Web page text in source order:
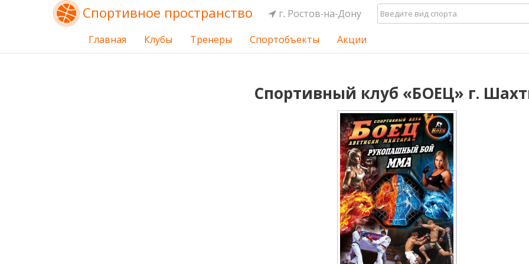
Спортивное пространство г. Ростов-на-Дону
Главная Клубы Тренеры Спортобъекты Акции
Спортивный клуб «БОЕЦ» г.